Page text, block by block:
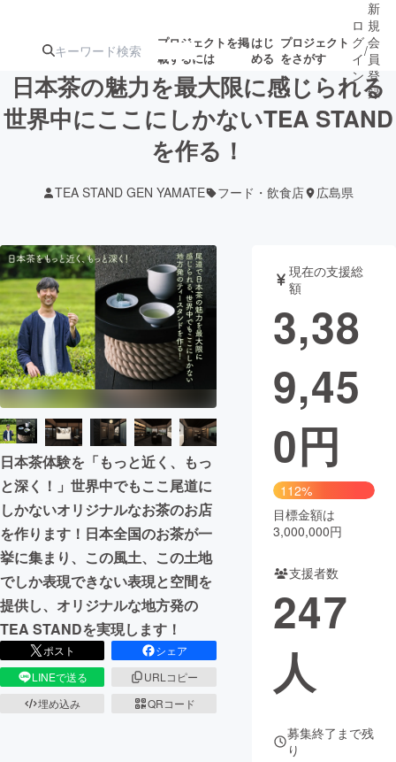
プロジェクトを掲
載するには
はじ
める
プロジェクト
をさがす
注目の新着プロ
ジェクト
募集終了が近いプ
テクノロジー・ガジェット
映像・映画 書籍・雑誌
ビジネス・起業 チャレンジ
まちづくり・地域活性化
CAMPFIRE for Social Good
CAMPFIRE Creation
CAMPFIREふるさと納税machi-ya コミュニティ
ロ
グ
イ
ン
/
新
規
会
員
登
録
日本茶の魅力を最大限に感じられる
世界中にここにしかないTEA STAND
を作る！
TEA STAND GEN YAMATE フード・飲食店 広島県
日本茶体験を「もっと近く、もっ
と深く！」世界中でもここ尾道に
しかないオリジナルなお茶のお店
を作ります！日本全国のお茶が一
挙に集まり、この風土、この土地
でしか表現できない表現と空間を
提供し、オリジナルな地方発の
TEA STANDを実現します！
ポスト
シェア
LINEで送る
URLコピー
埋め込み
QRコード
現在の支援総
額
3,38
9,45
0円
112%
目標金額は
3,000,000円
支援者数
247
人
募集終了まで残
り